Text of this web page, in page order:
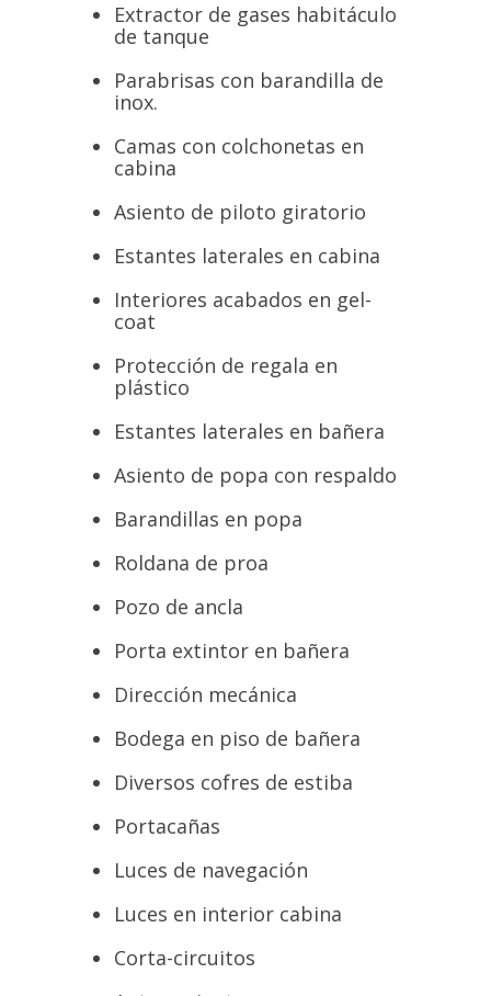
Extractor de gases habitáculo
de tanque
Parabrisas con barandilla de
inox.
Camas con colchonetas en
cabina
Asiento de piloto giratorio
Estantes laterales en cabina
Interiores acabados en gel-
coat
Protección de regala en
plástico
Estantes laterales en bañera
Asiento de popa con respaldo
Barandillas en popa
Roldana de proa
Pozo de ancla
Porta extintor en bañera
Dirección mecánica
Bodega en piso de bañera
Diversos cofres de estiba
Portacañas
Luces de navegación
Luces en interior cabina
Corta-circuitos